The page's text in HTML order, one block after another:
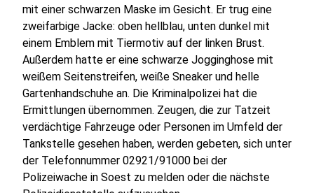
mit einer schwarzen Maske im Gesicht. Er trug eine
zweifarbige Jacke: oben hellblau, unten dunkel mit
einem Emblem mit Tiermotiv auf der linken Brust.
Außerdem hatte er eine schwarze Jogginghose mit
weißem Seitenstreifen, weiße Sneaker und helle
Gartenhandschuhe an. Die Kriminalpolizei hat die
Ermittlungen übernommen. Zeugen, die zur Tatzeit
verdächtige Fahrzeuge oder Personen im Umfeld der
Tankstelle gesehen haben, werden gebeten, sich unter
der Telefonnummer 02921/91000 bei der
Polizeiwache in Soest zu melden oder die nächste